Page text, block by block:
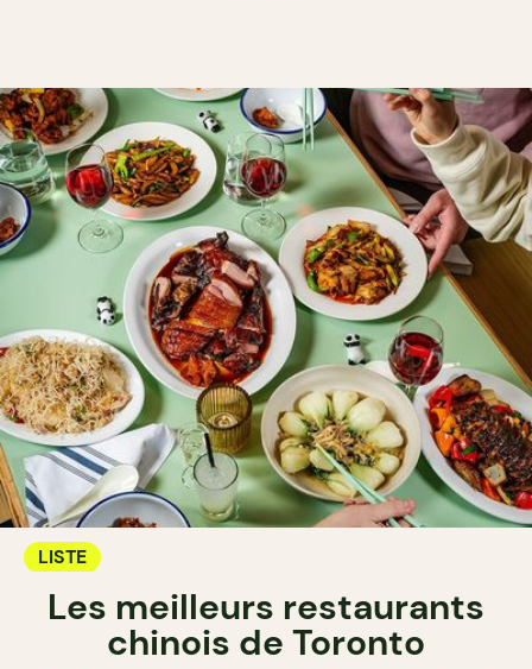
LISTE
Les meilleurs restaurants
chinois de Toronto